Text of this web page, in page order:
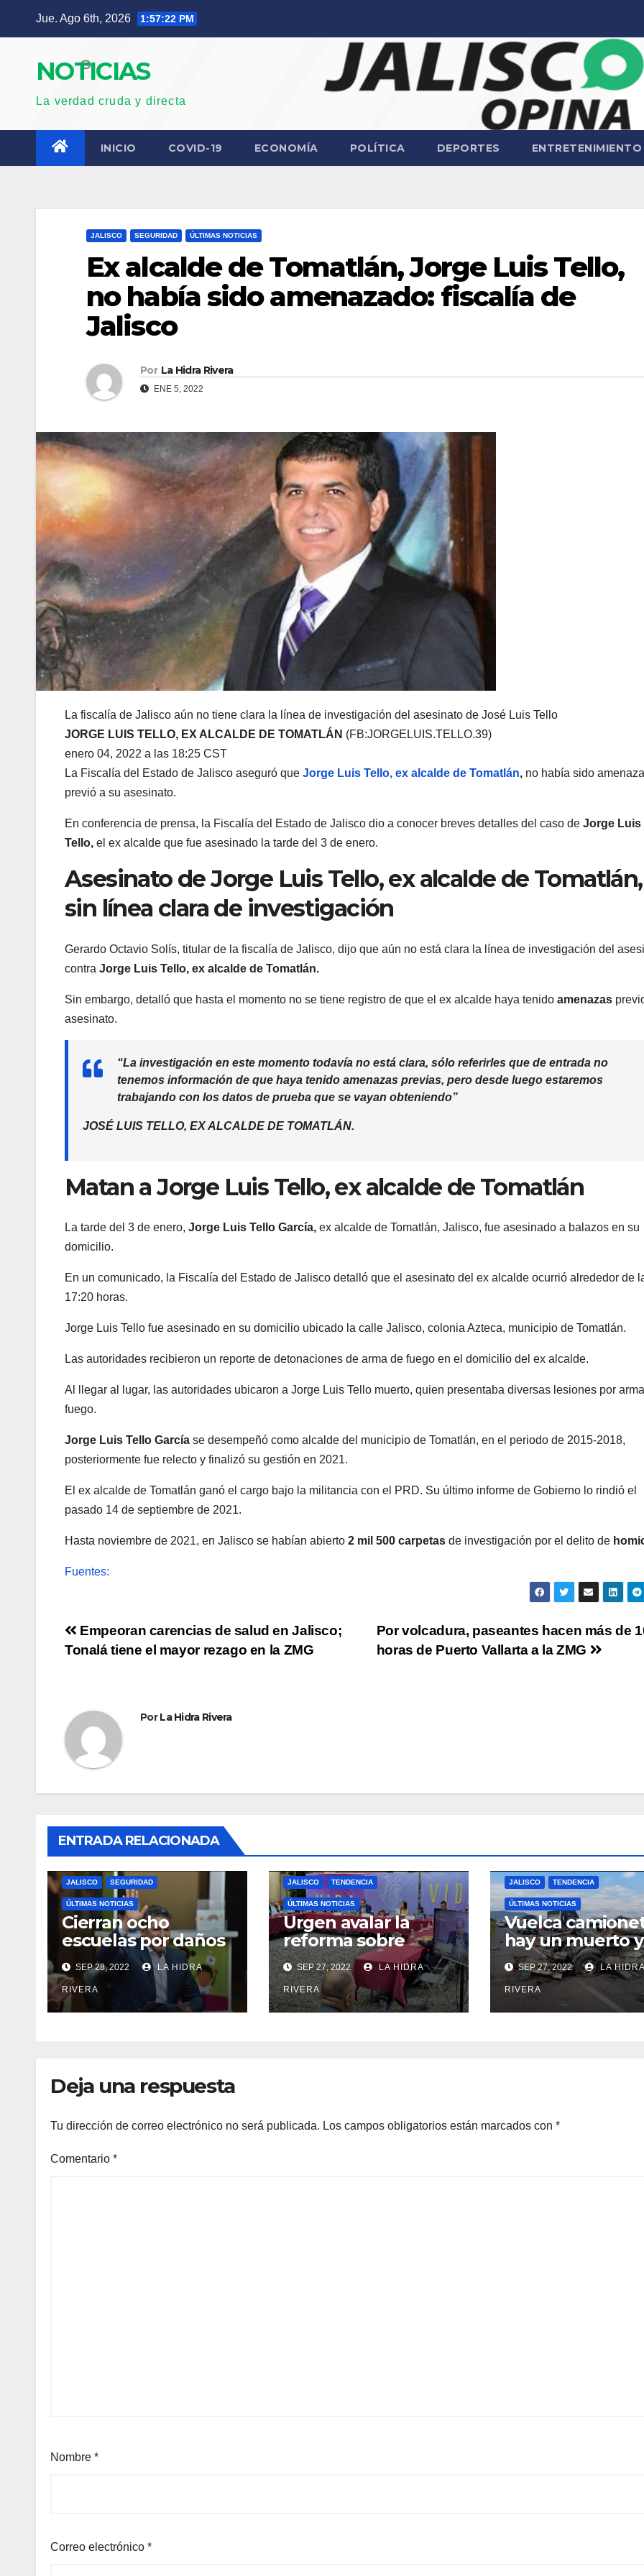
Jue. Ago 6th, 2026 1:57:23 PM
NOTICIAS
La verdad cruda y directa
INICIO COVID-19 ECONOMÍA POLÍTICA DEPORTES ENTRETENIMIENTO
JALISCO SEGURIDAD ÚLTIMAS NOTICIAS
Ex alcalde de Tomatlán, Jorge Luis Tello,
no había sido amenazado: fiscalía de
Jalisco
Por La Hidra Rivera
ENE 5, 2022
La fiscalía de Jalisco aún no tiene clara la línea de investigación del asesinato de José Luis Tello
JORGE LUIS TELLO, EX ALCALDE DE TOMATLÁN (FB:JORGELUIS.TELLO.39)
enero 04, 2022 a las 18:25 CST
La Fiscalía del Estado de Jalisco aseguró que Jorge Luis Tello, ex alcalde de Tomatlán, no había sido
previó a su asesinato.
En conferencia de prensa, la Fiscalía del Estado de Jalisco dio a conocer breves detalles del caso de Jorge Luis
Tello, el ex alcalde que fue asesinado la tarde del 3 de enero.
Asesinato de Jorge Luis Tello, ex alcalde de Tomatlán,
sin línea clara de investigación
Gerardo Octavio Solís, titular de la fiscalía de Jalisco, dijo que aún no está clara la línea de investigación del
contra Jorge Luis Tello, ex alcalde de Tomatlán.
Sin embargo, detalló que hasta el momento no se tiene registro de que el ex alcalde haya tenido amenazas
asesinato.
“La investigación en este momento todavía no está clara, sólo referirles que de entrada no
tenemos información de que haya tenido amenazas previas, pero desde luego estaremos
trabajando con los datos de prueba que se vayan obteniendo”
JOSÉ LUIS TELLO, EX ALCALDE DE TOMATLÁN.
Matan a Jorge Luis Tello, ex alcalde de Tomatlán
La tarde del 3 de enero, Jorge Luis Tello García, ex alcalde de Tomatlán, Jalisco, fue asesinado a balazos en su
domicilio.
En un comunicado, la Fiscalía del Estado de Jalisco detalló que el asesinato del ex alcalde ocurrió alrededor de
17:20 horas.
Jorge Luis Tello fue asesinado en su domicilio ubicado la calle Jalisco, colonia Azteca, municipio de Tomatlán.
Las autoridades recibieron un reporte de detonaciones de arma de fuego en el domicilio del ex alcalde.
Al llegar al lugar, las autoridades ubicaron a Jorge Luis Tello muerto, quien presentaba diversas lesiones por
fuego.
Jorge Luis Tello García se desempeñó como alcalde del municipio de Tomatlán, en el periodo de 2015-2018,
posteriormente fue relecto y finalizó su gestión en 2021.
El ex alcalde de Tomatlán ganó el cargo bajo la militancia con el PRD. Su último informe de Gobierno lo rindió el
pasado 14 de septiembre de 2021.
Hasta noviembre de 2021, en Jalisco se habían abierto 2 mil 500 carpetas de investigación por el delito de
Fuentes:
Navegación
Por volcadura, paseantes hacen más de
horas de Puerto Vallarta a la ZMG
Empeoran carencias de salud en Jalisco;
Tonalá tiene el mayor rezago en la ZMG
PorLa Hidra Rivera
ENTRADA RELACIONADA
JALISCO SEGURIDAD
ÚLTIMAS NOTICIAS
Cierran ocho
escuelas por daños
las trasladan clases
a sedes alternas.
SEP 28, 2022 LA HIDRA
RIVERA
JALISCO TENDENCIA
ÚLTIMAS NOTICIAS
Urgen avalar la
reforma sobre
donación de
órganos en Jalisco.
SEP 27, 2022 LA HIDRA
RIVERA
JALISCO TENDENCIA
ÚLTIMAS NOTICIAS
Vuelca
hay un muerto
heridos.
SEP 27, 2022 LA HIDRA
RIVERA
Deja una respuesta
Tu dirección de correo electrónico no será publicada. Los campos obligatorios están marcados con *
Comentario *
Nombre *
Correo electrónico *